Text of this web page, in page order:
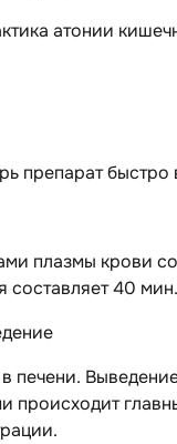
атонии
препарат быстро
плазмы крови
составляет 40 мин.
печени.
происходит